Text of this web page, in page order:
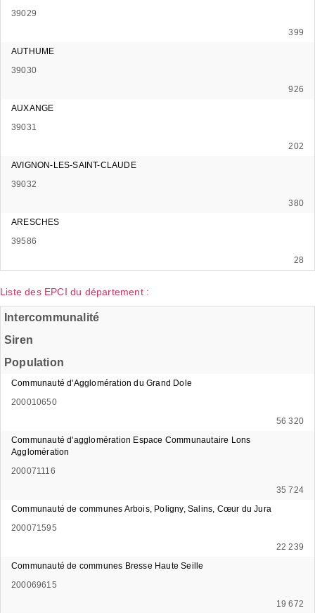
39029
399
AUTHUME
39030
926
AUXANGE
39031
202
AVIGNON-LES-SAINT-CLAUDE
39032
380
ARESCHES
39586
28
Liste des EPCI du département :
Intercommunalité
Siren
Population
Communauté d'Agglomération du Grand Dole
200010650
56 320
Communauté d'agglomération Espace Communautaire Lons
Agglomération
200071116
35 724
Communauté de communes Arbois, Poligny, Salins, Cœur du Jura
200071595
22 239
Communauté de communes Bresse Haute Seille
200069615
19 672